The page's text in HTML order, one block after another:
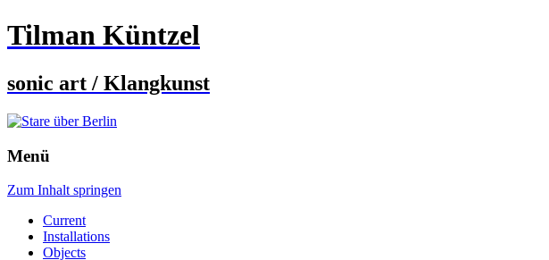
Tilman Küntzel
sonic art / Klangkunst
Menü
Zum Inhalt springen
Current
Installations
Objects